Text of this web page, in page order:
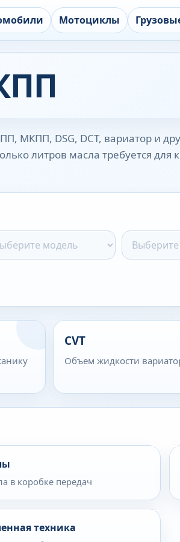
Мотоциклы
МКПП, DSG, DCT, вариатор и
литров масла требуется для
CVT
Объем жидкости
в коробке передач
техника